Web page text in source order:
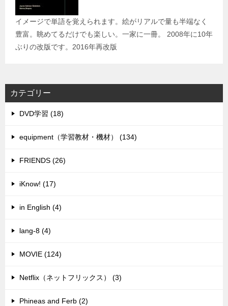
イメージで単語を覚えられます。絵がリアルで量も半端なく
豊富。眺めてるだけでも楽しい。一家に一冊。 2008年に10年
ぶりの改版です。2016年再改版
カテゴリー
DVD学習 (18)
equipment（学習教材・機材） (134)
FRIENDS (26)
iKnow! (17)
in English (4)
lang-8 (4)
MOVIE (124)
Netflix（ネットフリックス） (3)
Phineas and Ferb (2)